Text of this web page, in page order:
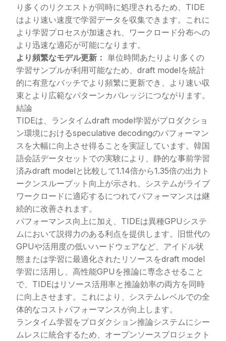
り多くのリクエストが同時に処理されるため、TIDE
はより速い速度で学習データを収集できます。これに
より学習プロセスが加速され、ワークロード分布への
より迅速な適応が可能になります。
より頻繁なモデル更新： 単位時間あたりより多くの
学習サンプルが利用可能なため、draft modelを統計
的に有意なバッチでより頻繁に更新でき、より速い収
束とより広範なパターンカバレッジにつながります。
結論
TIDEは、ランタイムdraft model学習がプロダクショ
ン環境におけるspeculative decodingのパフォーマン
スを大幅に向上させ得ることを実証しています。韓国
語会話データセットでの実験により、静的な事前学習
済みdraft modelと比較して1.14倍から1.35倍の出力ト
ークンスループット向上が示され、システムがライブ
ワークロードに適応するにつれてパフォーマンスは継
続的に改善されます。
パフォーマンス向上に加え、TIDEは異種GPUシステ
ムにおいて説得力のある利点を提供します。旧世代の
GPUや活用度の低いハードウェアなど、アイドル状
態または学習に最適化されたリソースをdraft model
学習に活用し、高性能GPUを推論に専念させること
で、TIDEはリソース活用率と推論効率の両方を同時
に向上させます。これにより、システムレベルでの全
体的なコストパフォーマンスが向上します。
ランタイム学習をプロダクション推論システムにシー
ムレスに統合するため、オープンソースプロジェクト